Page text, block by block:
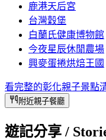
鹿港天后宮
台灣穀堡
白蘭氏健康博物館
今夜星辰休閒農場
興麥蛋捲烘焙王國
看完整的彰化親子景點
附近親子餐廳
遊記分享 /